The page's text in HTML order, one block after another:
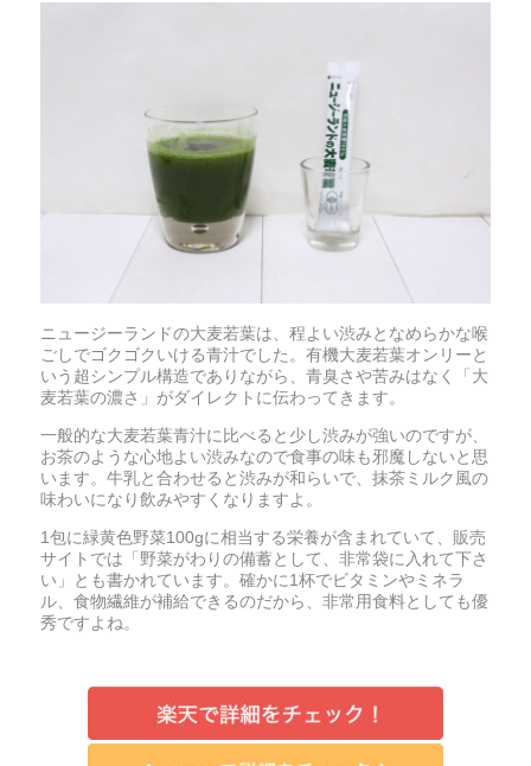
ニュージーランドの大麦若葉は、程よい渋みとなめらかな喉
ごしでゴクゴクいける青汁でした。有機大麦若葉オンリーと
いう超シンプル構造でありながら、青臭さや苦みはなく「大
麦若葉の濃さ」がダイレクトに伝わってきます。
一般的な大麦若葉青汁に比べると少し渋みが強いのですが、
お茶のような心地よい渋みなので食事の味も邪魔しないと思
います。牛乳と合わせると渋みが和らいで、抹茶ミルク風の
味わいになり飲みやすくなりますよ。
1包に緑黄色野菜100gに相当する栄養が含まれていて、販売
サイトでは「野菜がわりの備蓄として、非常袋に入れて下さ
い」とも書かれています。確かに1杯でビタミンやミネラ
ル、食物繊維が補給できるのだから、非常用食料としても優
秀ですよね。